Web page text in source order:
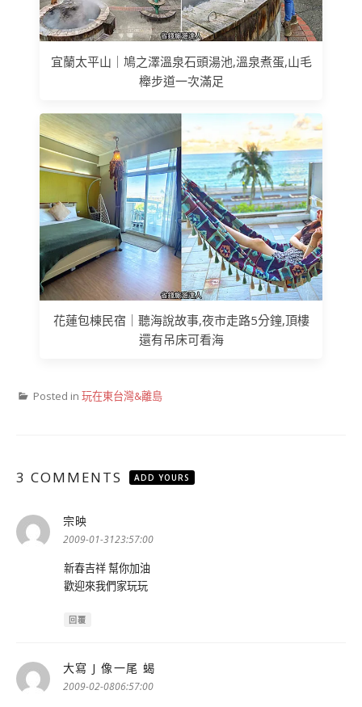
宜蘭太平山｜鳩之澤溫泉石頭湯池,溫泉煮蛋,山毛
櫸步道一次滿足
花蓮包棟民宿｜聽海說故事,夜市走路5分鐘,頂樓
還有吊床可看海
Posted in 玩在東台灣&離島
3 COMMENTS ADD YOURS
宗映
示:
2009-01-3123:57:00
新春吉祥 幫你加油
歡迎來我們家玩玩
回覆
大寫 J 像一尾 蝎
2009-02-0806:57:00